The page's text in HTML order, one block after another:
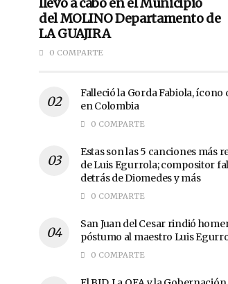
del MOLINO Departamento de
LA GUAJIRA
0 COMPARTE
Falleció la Gorda Fabiola, ícono
en Colombia
0 COMPARTE
Estas son las 5 canciones más
de Luis Egurrola; compositor
detrás de Diomedes y más
0 COMPARTE
San Juan del Cesar rindió
póstumo al maestro Luis
0 COMPARTE